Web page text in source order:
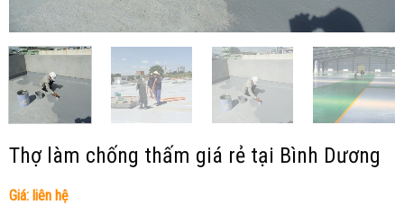
Thợ làm chống thấm giá rẻ tại Bình Dương
Giá: liên hệ